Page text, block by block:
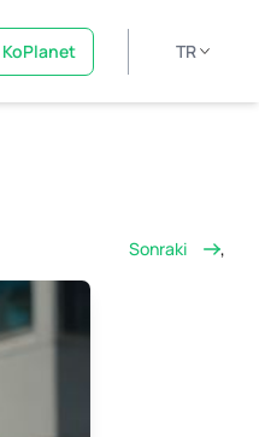
KoPlanet TR
Sonraki ,